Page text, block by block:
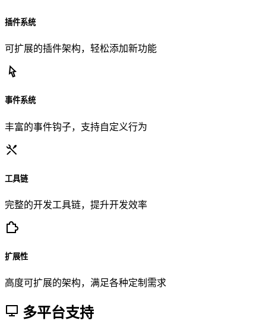
插件系统
可扩展的插件架构，轻松添加新功能
事件系统
丰富的事件钩子，支持自定义行为
工具链
完整的开发工具链，提升开发效率
扩展性
高度可扩展的架构，满足各种定制需求
多平台支持